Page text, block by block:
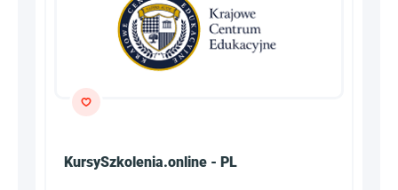
KursySzkolenia.online - PL